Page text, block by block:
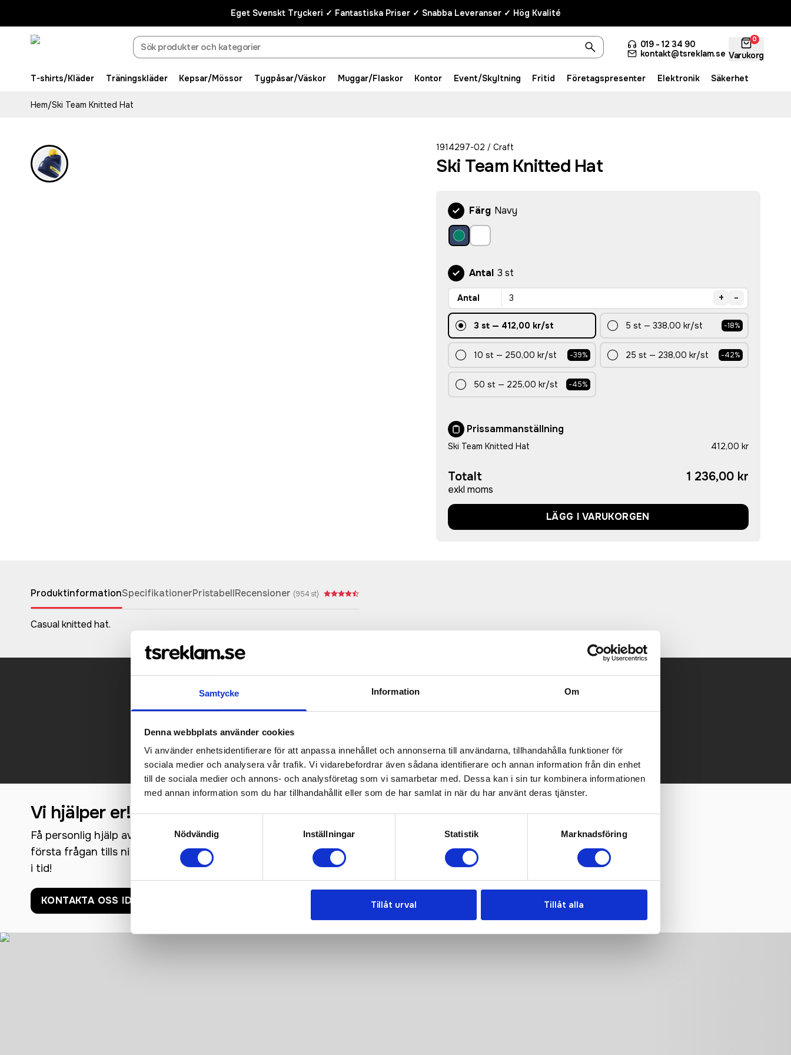
Samtycke Information Om
Denna webbplats använder cookies
Vi använder enhetsidentifierare för att anpassa innehållet och annonserna till användarna, tillhandahålla funktioner för
sociala medier och analysera vår trafik. Vi vidarebefordrar även sådana identifierare och annan information från din enhet
till de sociala medier och annons- och analysföretag som vi samarbetar med. Dessa kan i sin tur kombinera informationen
med annan information som du har tillhandahållit eller som de har samlat in när du har använt deras tjänster.
Nödvändig
Inställningar Statistik Marknadsföring
Tillåt urval Tillåt alla
Eget Svenskt Tryckeri ✓ Fantastiska Priser ✓ Snabba Leveranser ✓ Hög Kvalité
019 - 12 34 90
kontakt@tsreklam.se
0
Varukorg
T-shirts/Kläder Träningskläder Kepsar/Mössor Tygpåsar/Väskor Muggar/Flaskor Kontor Event/Skyltning Fritid Företagspresenter Elektronik Säkerhet
Hem/Ski Team Knitted Hat
1914297-02 / Craft
Ski Team Knitted Hat
Färg Navy
Antal 3 st
Antal + -
3 st— 412,00 kr/st 5 st —338,00 kr/st -18%
10 st — 250,00 kr/st -39% 25 st — 238,00 kr/st -42%
50 st — 225,00 kr/st -45%
Prissammanställning
Ski Team Knitted Hat 412,00 kr
Totalt
exkl moms
1 236,00 kr
LÄGG I VARUKORGEN
ProduktinformationSpecifikationerPristabellRecensioner (954 st)
Casual knitted hat.
Prisuppgift på mailen?
Kontakta oss här för att få förslag på produkt och pris över mailen.
KONTAKTA OSS
Vi hjälper er!
Få personlig hjälp av oss när ni beställer, vi finns här hela resan, från
första frågan tills ni har era nya produkter i handen. Tryggt, prisvärt och
i tid!
KONTAKTA OSS IDAG!